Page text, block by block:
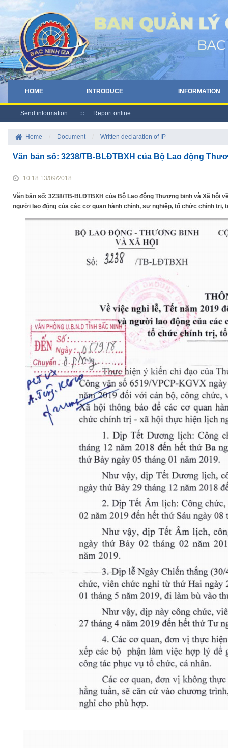
HOME INTRODUCE INFORMATION
Send information Report online
Home Document Written declaration of IP
Văn bản số: 3238/TB-BLĐTBXH của Bộ Lao động
10:18 13/09/2018
Văn bản số: 3238/TB-BLĐTBXH của Bộ Lao động Thương binh và Xã hội
người lao động của các cơ quan hành chính, sự nghiệp, tổ chức chính trị,